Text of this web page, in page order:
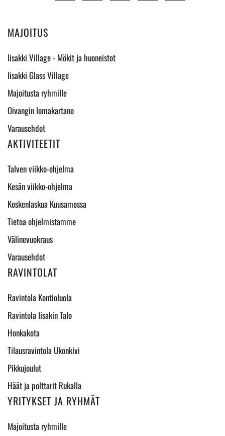
MAJOITUS
Iisakki Village - Mökit ja huoneistot
Iisakki Glass Village
Majoitusta ryhmille
Oivangin lomakartano
Varausehdot
AKTIVITEETIT
Talven viikko-ohjelma
Kesän viikko-ohjelma
Koskenlaskua Kuusamossa
Tietoa ohjelmistamme
Välinevuokraus
Varausehdot
RAVINTOLAT
Ravintola Kontioluola
Ravintola Iisakin Talo
Honkakota
Tilausravintola Ukonkivi
Pikkujoulut
Häät ja polttarit Rukalla
YRITYKSET JA RYHMÄT
Majoitusta ryhmille